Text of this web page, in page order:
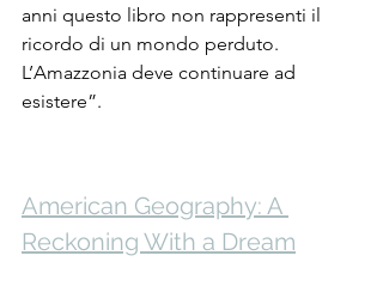
anni questo libro non rappresenti il
ricordo di un mondo perduto.
L’Amazzonia deve continuare ad
esistere”.
American Geography: A
Reckoning With a Dream